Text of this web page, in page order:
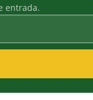
entrada.